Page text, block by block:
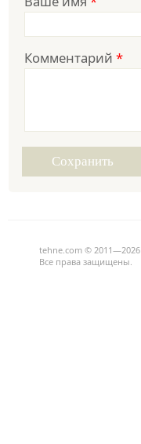
Комментарий *
tehne.com © 2011—2026
Все права защищены.